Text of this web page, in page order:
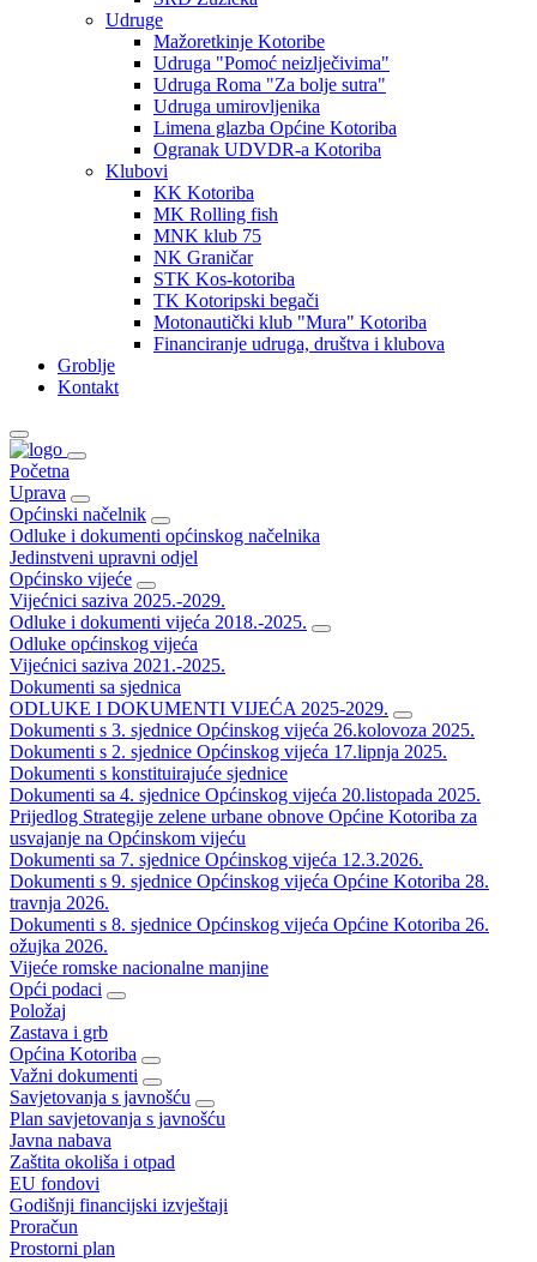
Udruge
Mažoretkinje Kotoribe
Udruga "Pomoć neizlječivima"
Udruga Roma "Za bolje sutra"
Udruga umirovljenika
Limena glazba Općine Kotoriba
Ogranak UDVDR-a Kotoriba
Klubovi
KK Kotoriba
MK Rolling fish
MNK klub 75
NK Graničar
STK Kos-kotoriba
TK Kotoripski begači
Motonautički klub "Mura" Kotoriba
Financiranje udruga, društva i klubova
Groblje
Kontakt
Početna
Uprava
Općinski načelnik
Odluke i dokumenti općinskog načelnika
Jedinstveni upravni odjel
Općinsko vijeće
Vijećnici saziva 2025.-2029.
Odluke i dokumenti vijeća 2018.-2025.
Odluke općinskog vijeća
Vijećnici saziva 2021.-2025.
Dokumenti sa sjednica
ODLUKE I DOKUMENTI VIJEĆA 2025-2029.
Dokumenti s 3. sjednice Općinskog vijeća 26.kolovoza 2025.
Dokumenti s 2. sjednice Općinskog vijeća 17.lipnja 2025.
Dokumenti s konstituirajuće sjednice
Dokumenti sa 4. sjednice Općinskog vijeća 20.listopada 2025.
Prijedlog Strategije zelene urbane obnove Općine Kotoriba za
usvajanje na Općinskom vijeću
Dokumenti sa 7. sjednice Općinskog vijeća 12.3.2026.
Dokumenti s 9. sjednice Općinskog vijeća Općine Kotoriba 28.
travnja 2026.
Dokumenti s 8. sjednice Općinskog vijeća Općine Kotoriba 26.
ožujka 2026.
Vijeće romske nacionalne manjine
Opći podaci
Položaj
Zastava i grb
Općina Kotoriba
Važni dokumenti
Savjetovanja s javnošću
Plan savjetovanja s javnošću
Javna nabava
Zaštita okoliša i otpad
EU fondovi
Godišnji financijski izvještaji
Proračun
Prostorni plan